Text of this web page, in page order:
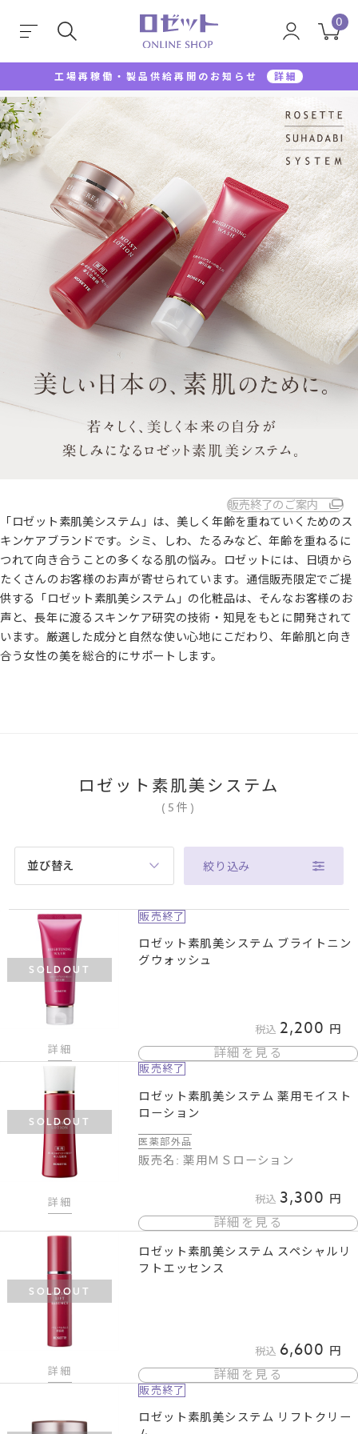
0
工場再稼働・製品供給再開のお知らせ 詳細
ロゼット素肌美システム
販売終了のご案内
「ロゼット素肌美システム」は、美しく年齢を重ねていくためのス
キンケアブランドです。シミ、しわ、たるみなど、年齢を重ねるに
つれて向き合うことの多くなる肌の悩み。ロゼットには、日頃から
たくさんのお客様のお声が寄せられています。通信販売限定でご提
供する「ロゼット素肌美システム」の化粧品は、そんなお客様のお
声と、長年に渡るスキンケア研究の技術・知見をもとに開発されて
います。厳選した成分と自然な使い心地にこだわり、年齢肌と向き
合う女性の美を総合的にサポートします。
ロゼット素肌美システム
( 5 件 )
並び替え 絞り込み
SOLDOUT
詳細
販売終了
ロゼット素肌美システム ブライトニン
グウォッシュ
税込 2,200
詳細を見る
SOLDOUT
詳細
販売終了
ロゼット素肌美システム 薬用モイスト
ローション
医薬部外品
販売名: 薬用ＭＳローション
税込 3,300
詳細を見る
SOLDOUT
詳細
ロゼット素肌美システム スペシャルリ
フトエッセンス
税込 6,600
詳細を見る
販売終了
ロゼット素肌美システム リフトクリー